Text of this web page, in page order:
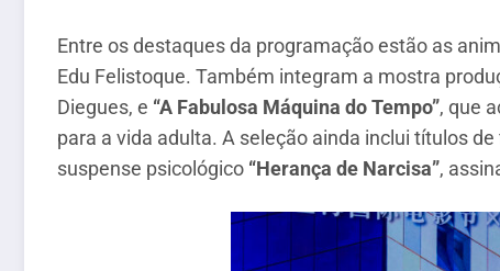
Entre os destaques da programação estão as
Edu Felistoque. Também integram a mostra
Diegues, e “A Fabulosa Máquina do Tempo”, que
para a vida adulta. A seleção ainda inclui títulos
suspense psicológico “Herança de Narcisa”,